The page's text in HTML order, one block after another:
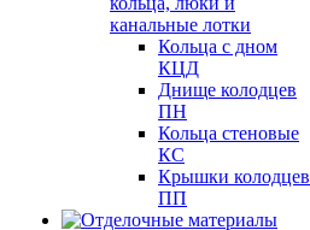
канальные лотки
Кольца с дном
КЦД
Днище колодцев
ПН
Кольца стеновые
КС
Крышки колодцев
ПП